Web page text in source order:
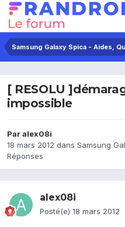
Samsung Galaxy Spica - Aides,
[ RESOLU
impossible
Paralex08i
18 mars 2012 dans Samsung
Réponses
alex08i
Posté(e) 18 mars 2012